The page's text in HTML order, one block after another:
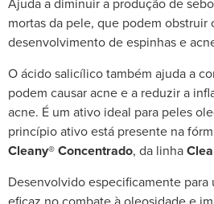
mortas da pele, que podem obstruir
desenvolvimento de espinhas e
O ácido salicílico também ajuda a
podem causar acne e a reduzir a
acne. É um ativo ideal para peles
princípio ativo está presente na
Cleany® Concentrado, da linha
Desenvolvido especificamente para